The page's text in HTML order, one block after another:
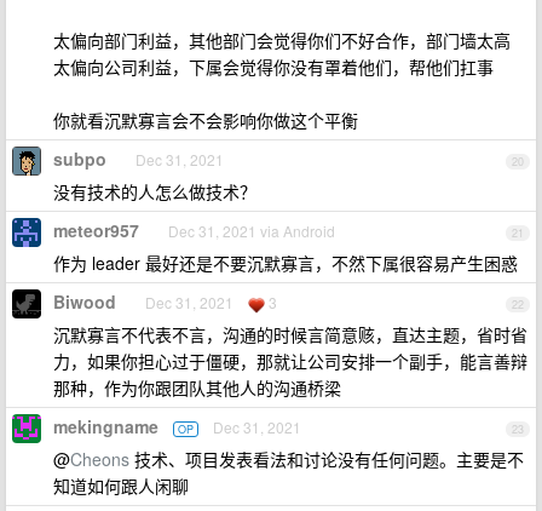
太偏向部门利益，其他部门会觉得你们不好合作，部门墙太高
太偏向公司利益，下属会觉得你没有罩着他们，帮他们扛事
你就看沉默寡言会不会影响你做这个平衡
20
subpo Dec 31, 2021
没有技术的人怎么做技术？
21
meteor957 Dec 31, 2021 via Android
作为 leader 最好还是不要沉默寡言，不然下属很容易产生困惑
22
Biwood Dec 31, 2021 3
沉默寡言不代表不言，沟通的时候言简意赅，直达主题，省时省
力，如果你担心过于僵硬，那就让公司安排一个副手，能言善辩
那种，作为你跟团队其他人的沟通桥梁
23
mekingname OP Dec 31, 2021
@Cheons 技术、项目发表看法和讨论没有任何问题。主要是不
知道如何跟人闲聊